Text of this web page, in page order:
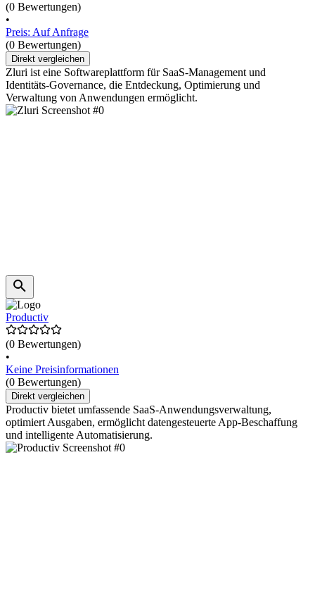
(0 Bewertungen)
•
Preis: Auf Anfrage
(0 Bewertungen)
Direkt vergleichen
Zluri ist eine Softwareplattform für SaaS-Management und
Identitäts-Governance, die Entdeckung, Optimierung und
Verwaltung von Anwendungen ermöglicht.
Productiv
(0 Bewertungen)
•
Keine Preisinformationen
(0 Bewertungen)
Direkt vergleichen
Productiv bietet umfassende SaaS-Anwendungsverwaltung,
optimiert Ausgaben, ermöglicht datengesteuerte App-Beschaffung
und intelligente Automatisierung.